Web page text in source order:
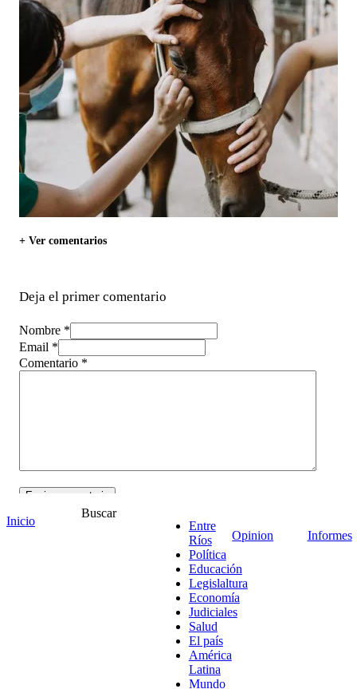
+ Ver comentarios
Deja el primer comentario
Nombre *
Email *
Comentario *
Inicio
Buscar
Entre
Ríos
Política
Educación
Legislaltura
Economía
Judiciales
Salud
El país
América
Latina
Mundo
Opinion Informes
¡Ponete en contacto!
Escribe aquí abajo lo que desees buscar